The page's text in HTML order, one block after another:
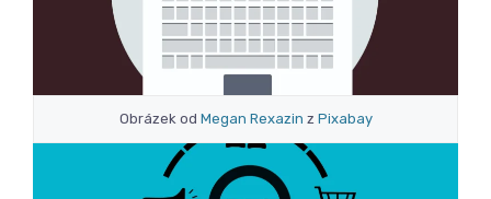
Obrázek od Megan Rexazin z Pixabay